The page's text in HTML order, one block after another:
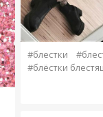
#блестки
#блёстки